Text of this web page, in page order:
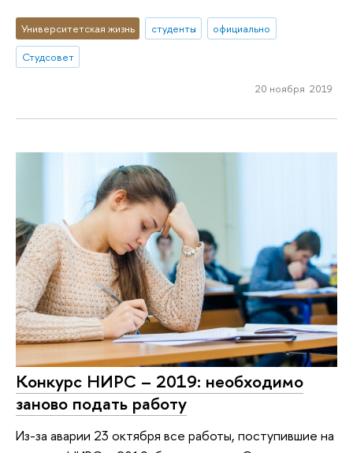
Университетская жизнь студенты
официально
Студсовет
20 ноября 2019
Конкурс НИРС – 2019: необходимо
заново подать работу
Из-за аварии 23 октября все работы, поступившие на